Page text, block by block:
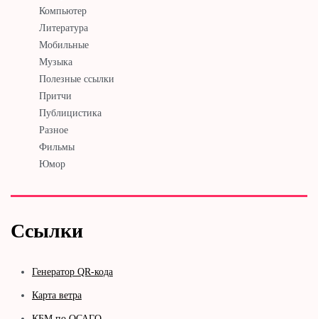
Компьютер
Литература
Мобильные
Музыка
Полезные ссылки
Притчи
Публицистика
Разное
Фильмы
Юмор
Ссылки
Генератор QR-кода
Карта ветра